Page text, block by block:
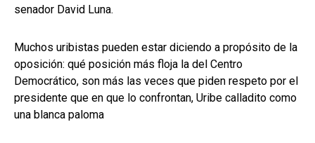
senador David Luna.
Muchos uribistas pueden estar diciendo a propósito de la
oposición: qué posición más floja la del Centro
Democrático, son más las veces que piden respeto por el
presidente que en que lo confrontan, Uribe calladito como
una blanca paloma